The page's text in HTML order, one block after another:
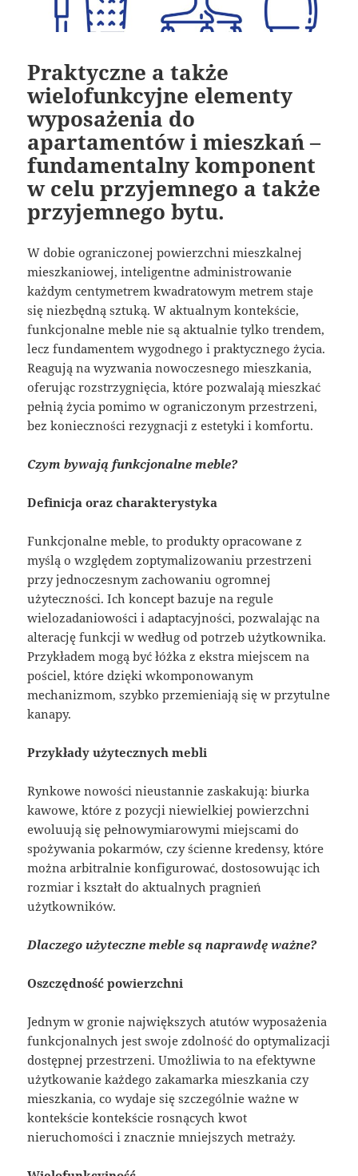
Praktyczne a także
wielofunkcyjne elementy
wyposażenia do
apartamentów i mieszkań –
fundamentalny komponent
w celu przyjemnego a także
przyjemnego bytu.
W dobie ograniczonej powierzchni mieszkalnej
mieszkaniowej, inteligentne administrowanie
każdym centymetrem kwadratowym metrem staje
się niezbędną sztuką. W aktualnym kontekście,
funkcjonalne meble nie są aktualnie tylko trendem,
lecz fundamentem wygodnego i praktycznego życia.
Reagują na wyzwania nowoczesnego mieszkania,
oferując rozstrzygnięcia, które pozwalają mieszkać
pełnią życia pomimo w ograniczonym przestrzeni,
bez konieczności rezygnacji z estetyki i komfortu.
Czym bywają funkcjonalne meble?
Definicja oraz charakterystyka
Funkcjonalne meble, to produkty opracowane z
myślą o względem zoptymalizowaniu przestrzeni
przy jednoczesnym zachowaniu ogromnej
użyteczności. Ich koncept bazuje na regule
wielozadaniowości i adaptacyjności, pozwalając na
alterację funkcji w według od potrzeb użytkownika.
Przykładem mogą być łóżka z ekstra miejscem na
pościel, które dzięki wkomponowanym
mechanizmom, szybko przemieniają się w przytulne
kanapy.
Przykłady użytecznych mebli
Rynkowe nowości nieustannie zaskakują: biurka
kawowe, które z pozycji niewielkiej powierzchni
ewoluują się pełnowymiarowymi miejscami do
spożywania pokarmów, czy ścienne kredensy, które
można arbitralnie konfigurować, dostosowując ich
rozmiar i kształt do aktualnych pragnień
użytkowników.
Dlaczego użyteczne meble są naprawdę ważne?
Oszczędność powierzchni
Jednym w gronie największych atutów wyposażenia
funkcjonalnych jest swoje zdolność do optymalizacji
dostępnej przestrzeni. Umożliwia to na efektywne
użytkowanie każdego zakamarka mieszkania czy
mieszkania, co wydaje się szczególnie ważne w
kontekście kontekście rosnących kwot
nieruchomości i znacznie mniejszych metraży.